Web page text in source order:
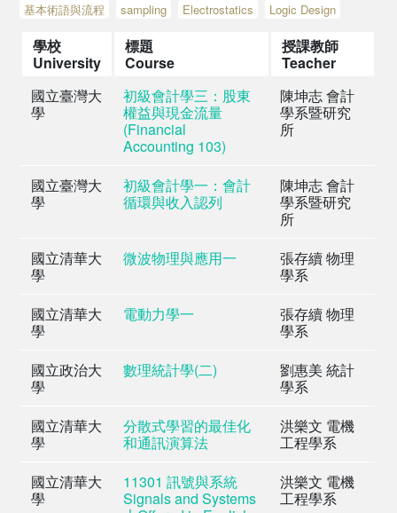
基本術語與流程
sampling Electrostatics Logic Design
學校
University
標題
Course
授課教師
Teacher
國立臺灣大
學
初級會計學三：股東
權益與現金流量
(Financial
Accounting 103)
陳坤志 會計
學系暨研究
所
國立臺灣大
學
初級會計學一：會計
循環與收入認列
陳坤志 會計
學系暨研究
所
國立清華大
學
微波物理與應用一
張存續 物理
學系
國立清華大
學
電動力學一
張存續 物理
學系
國立政治大
學
數理統計學(二)
劉惠美 統計
學系
國立清華大
學
分散式學習的最佳化
和通訊演算法
洪樂文 電機
工程學系
國立清華大
學
11301 訊號與系統
Signals and Systems
洪樂文 電機
工程學系